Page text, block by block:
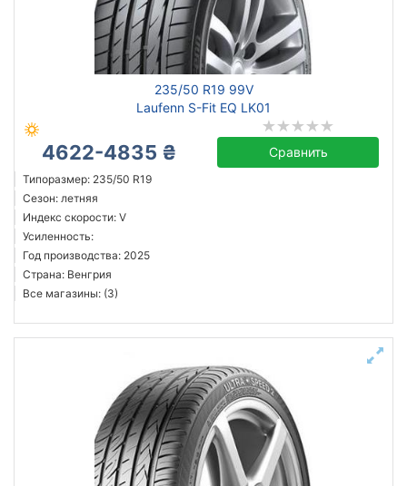
235/50 R19 99V
Laufenn S-Fit EQ LK01
4622-4835 ₴ Сравнить
Типоразмер: 235/50 R19
Сезон: летняя
Индекс скорости: V
Усиленность:
Год производства: 2025
Страна: Венгрия
Все магазины: (3)